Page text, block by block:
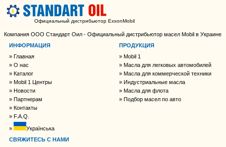
Официальный дистрибьютор ExxonMobil
Компания ООО Стандарт Оил - Официальный дистрибьютор масел Mobil в Украине
ИНФОРМАЦИЯ
Главная
О нас
Каталог
Mobil 1 Центры
Новости
Партнерам
Контакты
F.A.Q.
Українська
ПРОДУКЦИЯ
Mobil 1
Масла для легковых автомобилей
Масла для коммерческой техники
Индустриальные масла
Масла для флота
Подбор масел по авто
СВЯЖИТЕСЬ С НАМИ